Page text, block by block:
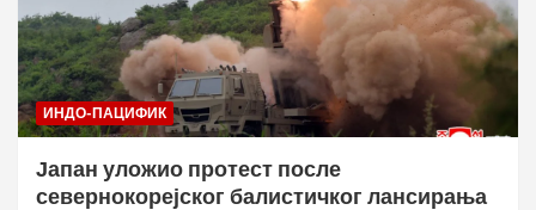
ИНДО-ПАЦИФИК
Јапан уложио протест после
севернокорејског балистичког лансирања